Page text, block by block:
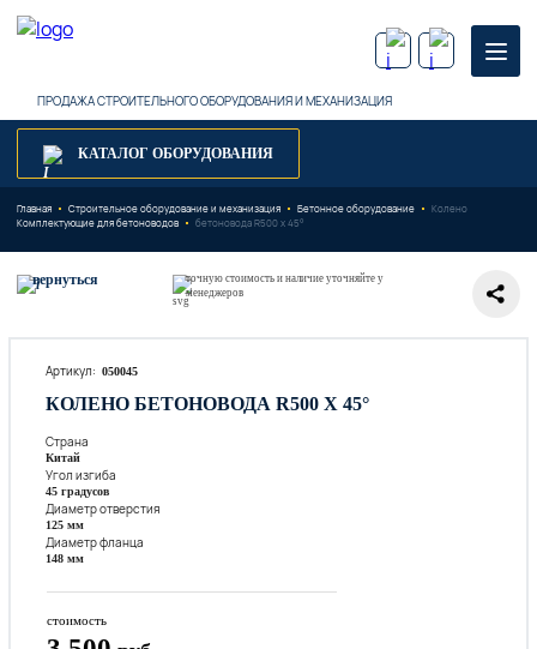
ПРОДАЖА СТРОИТЕЛЬНОГО ОБОРУДОВАНИЯ И МЕХАНИЗАЦИЯ
КАТАЛОГ ОБОРУДОВАНИЯ
Главная Строительное оборудование и механизация
Бетонное оборудование
Комплектующие для бетоноводов
Колено
бетоновода R500 x 45°
вернуться
точную стоимость и наличие уточняйте у
менеджеров
Артикул: 050045
КОЛЕНО БЕТОНОВОДА R500 X 45°
Страна
Китай
Угол изгиба
45 градусов
Диаметр отверстия
125 мм
Диаметр фланца
148 мм
стоимость